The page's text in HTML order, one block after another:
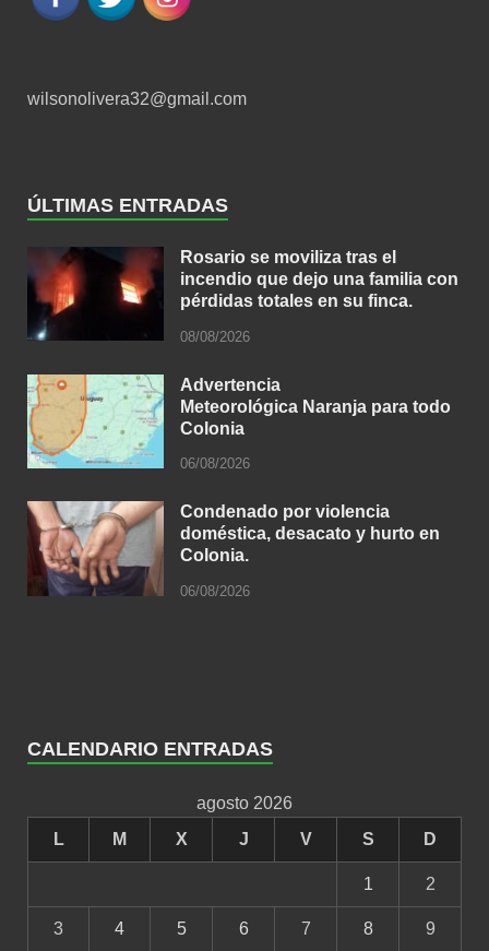
wilsonolivera32@gmail.com
ÚLTIMAS ENTRADAS
Rosario se moviliza tras el
incendio que dejo una familia con
pérdidas totales en su finca.
08/08/2026
Advertencia
Meteorológica Naranja para todo
Colonia
06/08/2026
Condenado por violencia
doméstica, desacato y hurto en
Colonia.
06/08/2026
CALENDARIO ENTRADAS
agosto 2026
L
M X J V S D
1 2
3 4 5 6 7 8 9